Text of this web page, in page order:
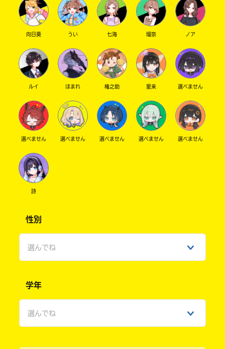
向日葵 うい 七海 瑠奈 ノア
ルイ ほまれ 権之助 星来 選べません
選べません 選べません 選べません 選べません 選べません
詩
性別
選んでね
ひみつ
学年
選んでね